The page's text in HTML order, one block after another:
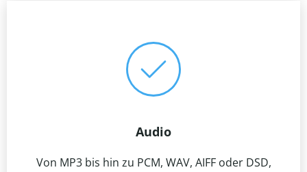
Audio
Von MP3 bis hin zu PCM, WAV, AIFF oder DSD,